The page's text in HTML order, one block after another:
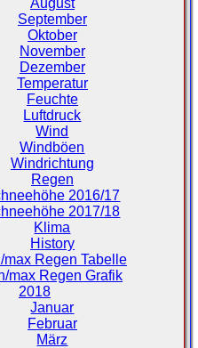
September
Oktober
November
Dezember
Temperatur
Feuchte
Luftdruck
Wind
Windböen
Windrichtung
Regen
2016/17
2017/18
Klima
History
max Regen Tabelle
max Regen Grafik
2018
Januar
Februar
März